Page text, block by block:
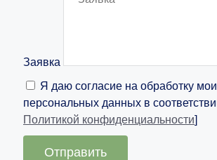
Заявка
Я даю согласие на обработку
персональных данных в
Политикой конфиденциальности]
Отправить